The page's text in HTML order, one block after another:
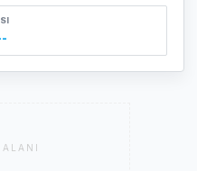
ALANI